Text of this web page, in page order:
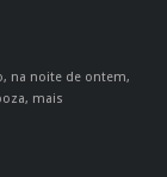
na noite de ontem,
mais